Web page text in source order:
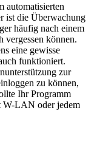
automatisierten
ist die Überwachung
häufig nach einem
vergessen können.
eine gewisse
funktioniert.
zur
zu können,
Ihr Programm
W-LAN oder jedem